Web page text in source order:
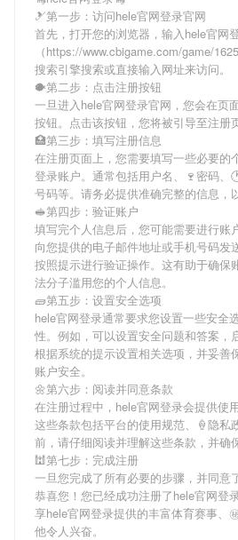
🎿第一步：访问hele官网登录官网
首先，打开您的浏览器，输入hele官网
（https://www.cbigame.com/game/
搜索引擎搜索或直接输入网址来访问。
🐡第二步：点击注册按钮
一旦进入hele官网登录官网，您会在页
按钮。点击该按钮，您将被引导至注册
🏥第三步：填写注册信息
在注册页面上，您需要填写一些必要的
登录账户。通常包括用户名、🍷密码、
号码等。请务必提供准确完整的信息，
🥪第四步：验证账户
填写完个人信息后，您可能需要进行账
向您提供的电子邮件地址或手机号码发
按照提示进行验证操作。这有助于确保
法分子滥用您的个人信息。
🧱第五步：设置安全选项
hele官网登录通常要求您设置一些安全
性。例如，可以设置安全问题和答案，
根据系统的提示设置相关选项，并妥善
账户安全。
🌼第六步：阅读并同意条款
在注册过程中，hele官网登录会提供使
这些条款包括平台的使用规范、🍦隐私
前，请仔细阅读并理解这些条款，并确
🕍第七步：完成注册
一旦您完成了所有必要的步骤，并同意
恭喜您！您已经成功注册了hele官网登
享hele官网登录提供的丰富体育赛事、
他令人兴奋。